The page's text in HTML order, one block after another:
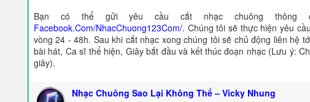
Bạn có thể gửi yêu cầu cắt nhạc chuông thông
Facebook.Com/NhacChuong123Com/. Chúng tôi sẽ thực hiện yêu
vòng 24 - 48h. Sau khi cắt nhạc xong chúng tôi sẽ chủ động liên hệ
bài hát, Ca sĩ thể hiện, Giây bắt đầu và kết thúc đoạn nhạc (Lưu ý:
giây).
Nhạc Chuông Sao Lại Không Thể – Vicky Nhung